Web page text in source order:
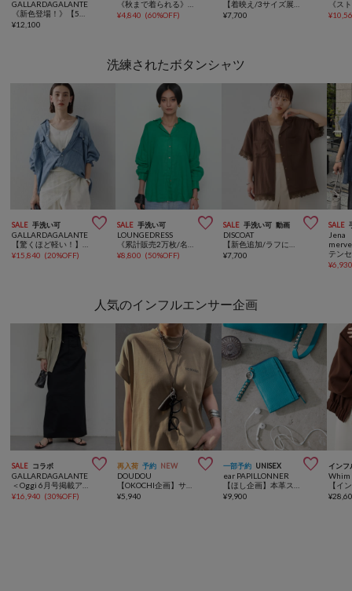
GALLARDAGALANTE
¥12,100
¥4,840 (60%OFF)
¥7,700 ¥
洗練されたボタンシャツ
SALE 手洗い可 
GALLARDAGALANTE
¥15,840 (20%OFF)
SALE 手洗い可 
LOUNGEDRESS
¥8,800 (50%OFF)
SALE 手洗い可 動画 
DISCOAT
¥7,700
SALE
Jena
¥
人気のインフルエンサー企画
SALE コラボ 
GALLARDAGALANTE
¥16,940 (30%OFF)
再入荷 予約 NEW 
DOUDOU
¥5,940
一部予約 UNISEX 
ear PAPILLONNER
¥9,900
インフ
Whim
¥